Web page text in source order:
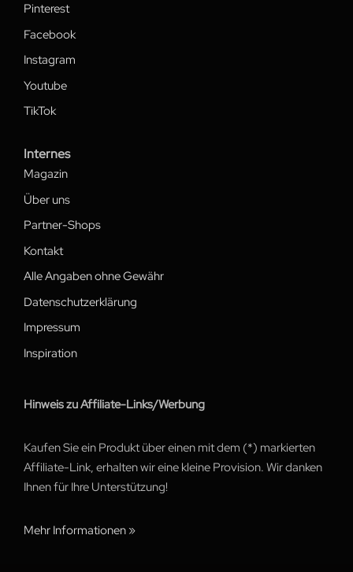
Pinterest
Facebook
Instagram
Youtube
TikTok
Internes
Magazin
Über uns
Partner-Shops
Kontakt
Alle Angaben ohne Gewähr
Datenschutzerklärung
Impressum
Inspiration
Hinweis zu Affiliate-Links/Werbung
Kaufen Sie ein Produkt über einen mit dem (*) markierten
Affiliate-Link, erhalten wir eine kleine Provision. Wir danken
Ihnen für Ihre Unterstützung!
Mehr Informationen »